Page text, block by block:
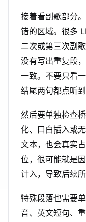
接着看副歌部分
错的区域。很多
二次或第三次副
没有写出重复段
一致。不要只看
结尾两句都点听到
然后要单独检查
化、口白插入或
文本，也会真实
位，很可能就是
计入，导致后续
特殊段落也需要
音、英文短句、